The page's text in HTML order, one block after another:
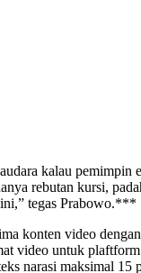
kalau pemimpin
rebutan kursi,
tegas Prabowo.***
konten video
video untuk plaftform
narasi maksimal 15